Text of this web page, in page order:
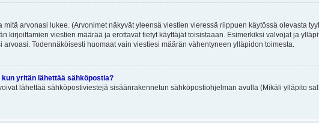
mitä arvonasi lukee. (Arvonimet näkyvät yleensä viestien vieressä riippuen käytössä olevasta
kirjoittamien viestien määrää ja erottavat tietyt käyttäjät toisistaaan. Esimerkiksi valvojat ja
arvoasi. Todennäköisesti huomaat vain viestiesi määrän vähentyneen ylläpidon toimesta.
yritän lähettää sähköpostia?
lähettää sähköpostiviestejä sisäänrakennetun sähköpostiohjelman avulla (Mikäli ylläpito